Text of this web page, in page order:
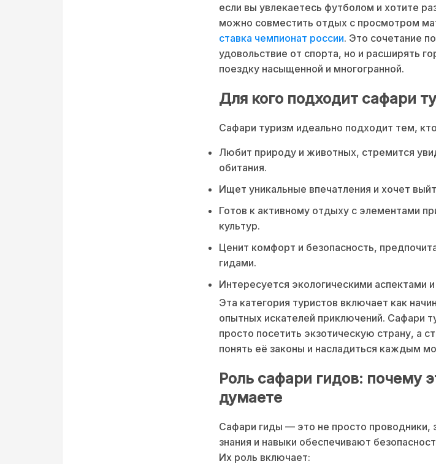
если вы увлекаетесь футболом и хотите
можно совместить отдых с просмотром
ставка чемпионат россии. Это сочетание
удовольствие от спорта, но и расширять
поездку насыщенной и многогранной.
Для кого подходит сафари
Сафари туризм идеально подходит тем,
Любит природу и животных, стремится
обитания.
Ищет уникальные впечатления и хочет
Готов к активному отдыху с элементами
культур.
Ценит комфорт и безопасность,
гидами.
Интересуется экологическими аспектами
Эта категория туристов включает как
опытных искателей приключений. Сафари
просто посетить экзотическую страну, а
понять её законы и насладиться каждым
Роль сафари гидов: почему
думаете
Сафари гиды — это не просто проводники,
знания и навыки обеспечивают
Их роль включает: